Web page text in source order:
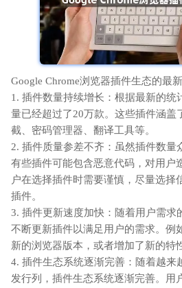
Google Chrome浏览器插件生态的最
1. 插件数量持续增长：根据最新的统
量已经超过了20万款。这些插件涵盖
截、密码管理器、翻译工具等。
2. 插件质量参差不齐：虽然插件数量
有些插件可能包含恶意代码，对用户
户在选择插件时需要谨慎，尽量选择
插件。
3. 插件更新速度加快：随着用户需求
不断更新插件以满足用户的需求。例
新的浏览器版本，或者增加了新的特
4. 插件生态系统逐渐完善：随着越来
发行列，插件生态系统逐渐完善。用